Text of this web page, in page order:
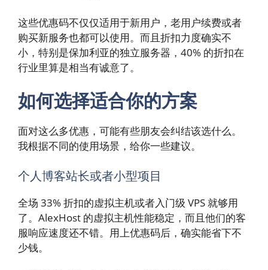
这些优惠码不仅仅适用于新用户，老用户续费或者
购买新服务也都可以使用。而且折扣力度确实不
小，特别是保加利亚的独立服务器，40% 的折扣在
行业里算是相当有诚意了。
如何选择适合你的方案
面对这么多优惠，可能有些朋友会纠结该选什么。
我根据不同的使用场景，给你一些建议。
个人博客站长或者小型项目
全场 33% 折扣的虚拟主机或者入门级 VPS 就够用
了。AlexHost 的虚拟主机性能稳定，而且他们的客
服响应速度还不错。用上优惠码后，确实能省下不
少钱。